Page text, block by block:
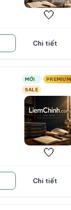
🤍
Chi tiết
MỚI
PREMIUM
SALE
🤍
Chi tiết